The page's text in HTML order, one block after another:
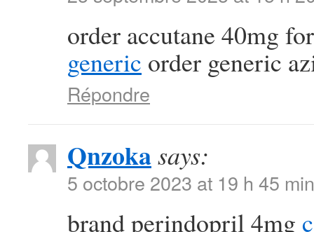
order accutane 40mg
generic order generic
Répondre
Qnzokasays:
5 octobre 2023 at 19 h 45 min
brand perindopril 4mg